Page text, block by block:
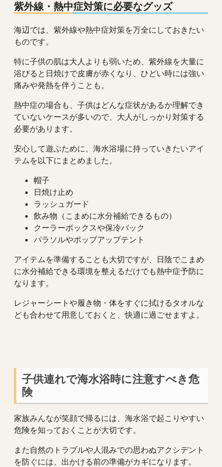
紫外線・熱中症対策に必要なグッズ
海辺では、紫外線や熱中症対策を万全にしておきたい
ものです。
特に子供の肌は大人よりも弱いため、紫外線を大量に
浴びると日焼けで皮膚が赤くなり、ひどい時には強い
痛みや発熱を伴うことも。
熱中症の場合も、子供はどんな症状があるか理解でき
ていないケースが多いので、大人がしっかり対策する
必要があります。
安心して遊ぶために、海水浴場に持っていきたいアイ
テムを以下にまとめました。
帽子
日焼け止め
ラッシュガード
飲み物（こまめに水分補給できるもの）
クーラーボックスや保冷バック
パラソルやポップアップテント
アイテムを準備することも大切ですが、日陰でこまめ
に水分補給できる環境を整えるだけでも熱中症予防に
なります。
レジャーシートや履き物・体をすぐに拭けるタオルな
ども合わせて用意しておくと、快適に過ごせますよ。
子供連れで海水浴時に注意すべき危
険
家族みんなが笑顔で帰るには、海水浴で起こりやすい
危険を知っておくことが大切です。
また自然のトラブルや人混みでの思わぬアクシデント
を防ぐには、出かける前の準備がカギになります。